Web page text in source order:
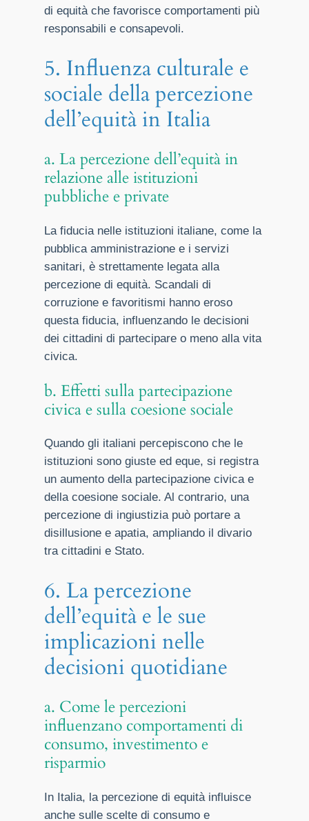
di equità che favorisce comportamenti più
responsabili e consapevoli.
5. Influenza culturale e
sociale della percezione
dell’equità in Italia
a. La percezione dell’equità in
relazione alle istituzioni
pubbliche e private
La fiducia nelle istituzioni italiane, come la
pubblica amministrazione e i servizi
sanitari, è strettamente legata alla
percezione di equità. Scandali di
corruzione e favoritismi hanno eroso
questa fiducia, influenzando le decisioni
dei cittadini di partecipare o meno alla vita
civica.
b. Effetti sulla partecipazione
civica e sulla coesione sociale
Quando gli italiani percepiscono che le
istituzioni sono giuste ed eque, si registra
un aumento della partecipazione civica e
della coesione sociale. Al contrario, una
percezione di ingiustizia può portare a
disillusione e apatia, ampliando il divario
tra cittadini e Stato.
6. La percezione
dell’equità e le sue
implicazioni nelle
decisioni quotidiane
a. Come le percezioni
influenzano comportamenti di
consumo, investimento e
risparmio
In Italia, la percezione di equità influisce
anche sulle scelte di consumo e